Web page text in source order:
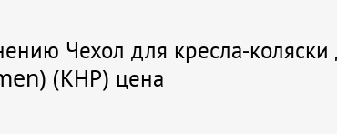
Чехол для кресла-
(КНР) цена